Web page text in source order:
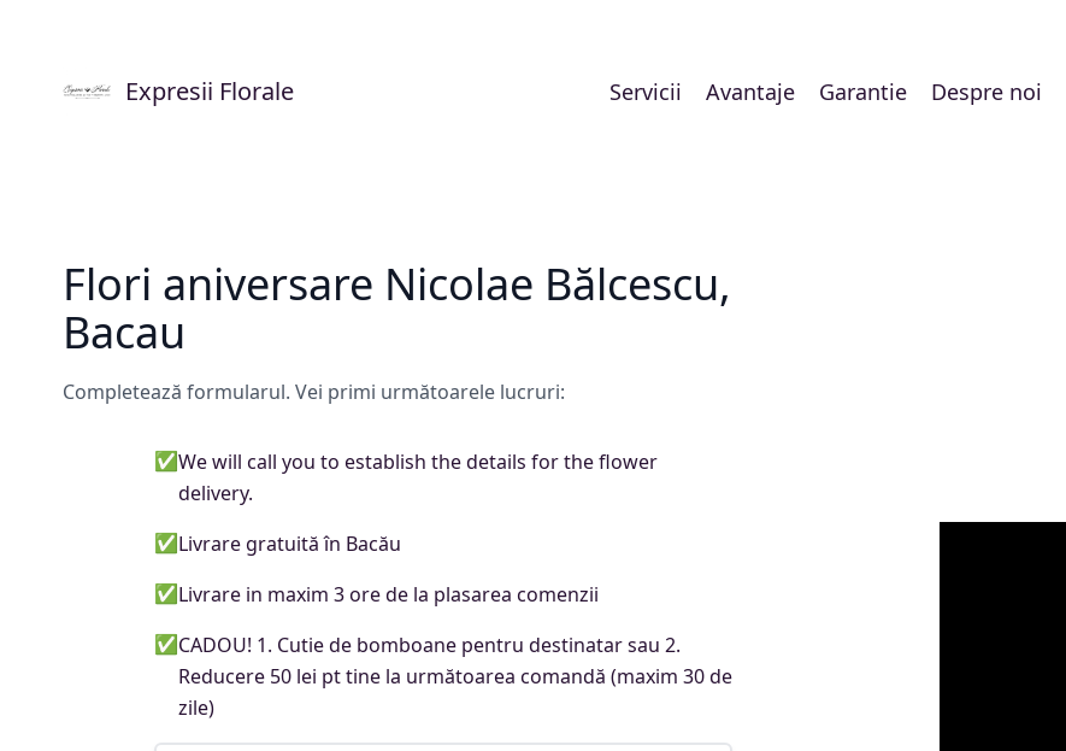
Expresii Florale Servicii Avantaje Garantie Despre noi
Flori aniversare Nicolae Bălcescu,
Bacau
Completează formularul. Vei primi următoarele lucruri:
✅We will call you to establish the details for the flower
delivery.
✅Livrare gratuită în Bacău
✅Livrare in maxim 3 ore de la plasarea comenzii
✅CADOU! 1. Cutie de bomboane pentru destinatar sau 2.
Reducere 50 lei pt tine la următoarea comandă (maxim 30 de
zile)